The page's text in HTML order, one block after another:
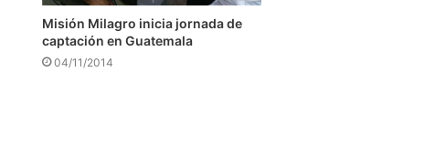
Misión Milagro inicia jornada de
captación en Guatemala
04/11/2014